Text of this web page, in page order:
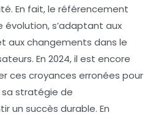
En fait, le référencement
s’adaptant aux
aux changements dans le
En 2024, il est encore
ces croyances erronées pour
stratégie de
un succès durable. En